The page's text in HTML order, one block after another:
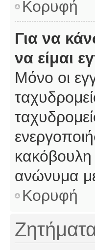
Κορυφή
Για να
να είμαι
Μόνο οι
ανώνυμα
Κορυφή